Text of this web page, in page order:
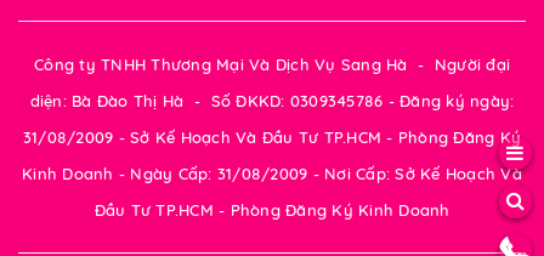
Công ty TNHH Thương Mại Và Dịch Vụ Sang Hà - Người đại
diện: Bà Đào Thị Hà - Số ĐKKD: 0309345786 - Đăng ký ngày:
31/08/2009 - Sở Kế Hoạch Và Đầu Tư TP.HCM - Phòng Đăng Ký
Kinh Doanh - Ngày Cấp: 31/08/2009 - Nơi Cấp: Sở Kế Hoạch Và
Đầu Tư TP.HCM - Phòng Đăng Ký Kinh Doanh